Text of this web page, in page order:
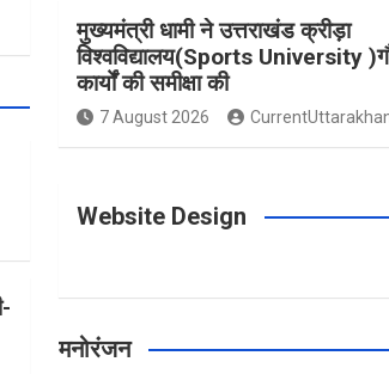
k a
m
s
t
मुख्यमंत्री धामी ने उत्तराखंड क्रीड़ा
विश्वविद्यालय(Sports University
कार्यों की समीक्षा की
7 August 2026
Website Design
मनोरंजन